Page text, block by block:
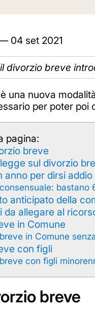
04 set 2021
divorzio breve
è una nuova
per poter poi
pagina:
breve
sul divorzio
anno per dirsi
bastano
anticipato della
da allegare al
in Comune
in Comune
con figli
con figli
breve